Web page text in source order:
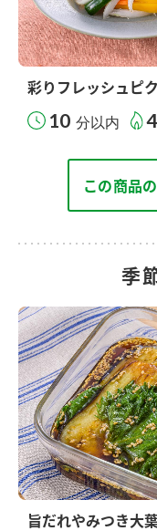
彩りフレッシュピ
10 分以内
この商品
季
旨だれやみつき大